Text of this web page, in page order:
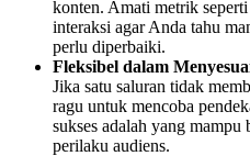
konten. Amati metrik
interaksi agar Anda tahu
perlu diperbaiki.
Fleksibel dalam
Jika satu saluran tidak
ragu untuk mencoba
sukses adalah yang mampu
perilaku audiens.